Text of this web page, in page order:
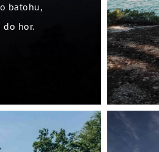
batohu,
do hor.